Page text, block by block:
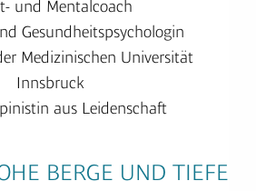
und Mentalcoach
Gesundheitspsychologin
Medizinischen Universität
Innsbruck
aus Leidenschaft
BERGE UND TIEFE